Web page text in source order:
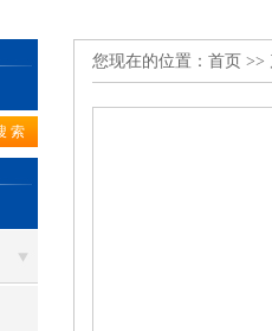
您现在的位置： 首页 >>